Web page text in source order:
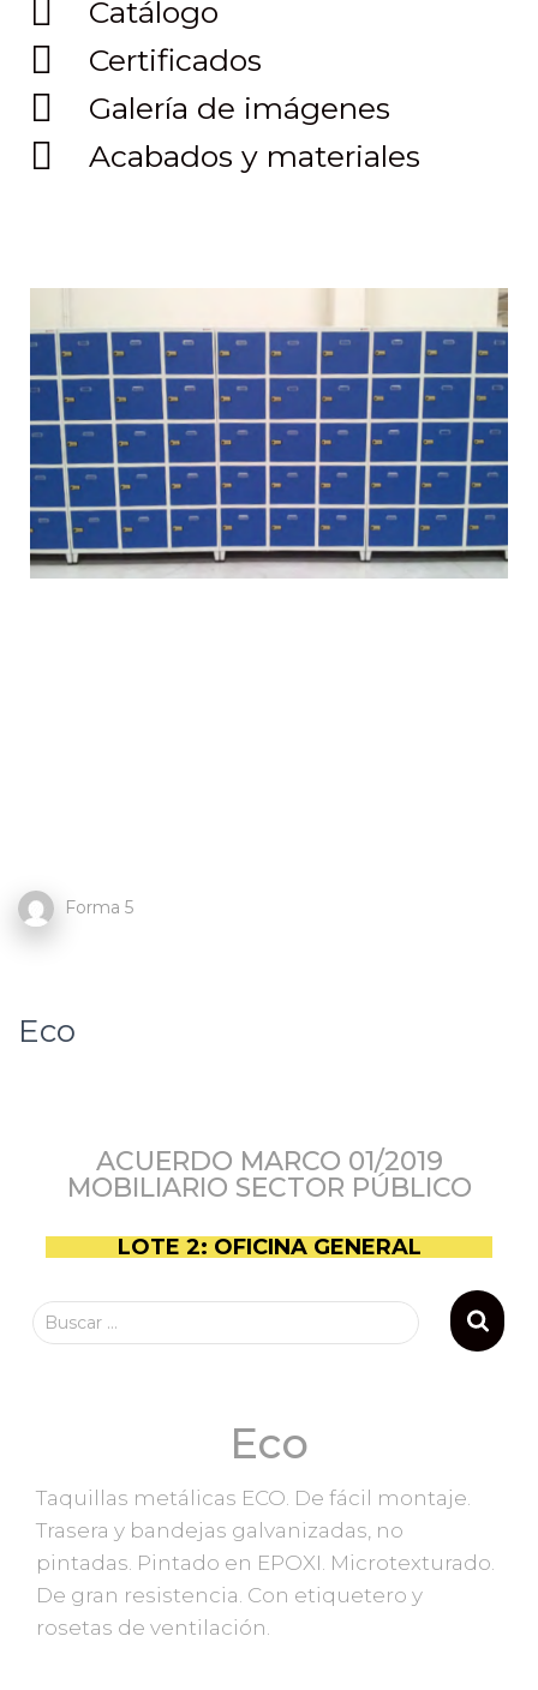
Catálogo
Certificados
Galería de imágenes
Acabados y materiales
Forma 5
Eco
ACUERDO MARCO 01/2019
MOBILIARIO SECTOR PÚBLICO
LOTE 2: OFICINA GENERAL
Buscar …
Eco
Taquillas metálicas ECO. De fácil montaje.
Trasera y bandejas galvanizadas, no
pintadas. Pintado en EPOXI. Microtexturado.
De gran resistencia. Con etiquetero y
rosetas de ventilación.